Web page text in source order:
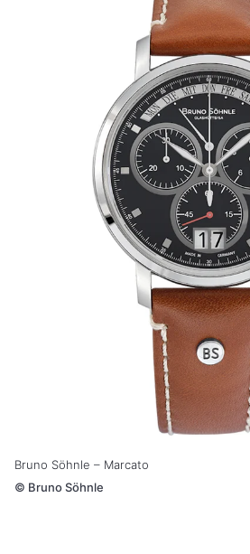
Bruno Söhnle – Marcato
© Bruno Söhnle